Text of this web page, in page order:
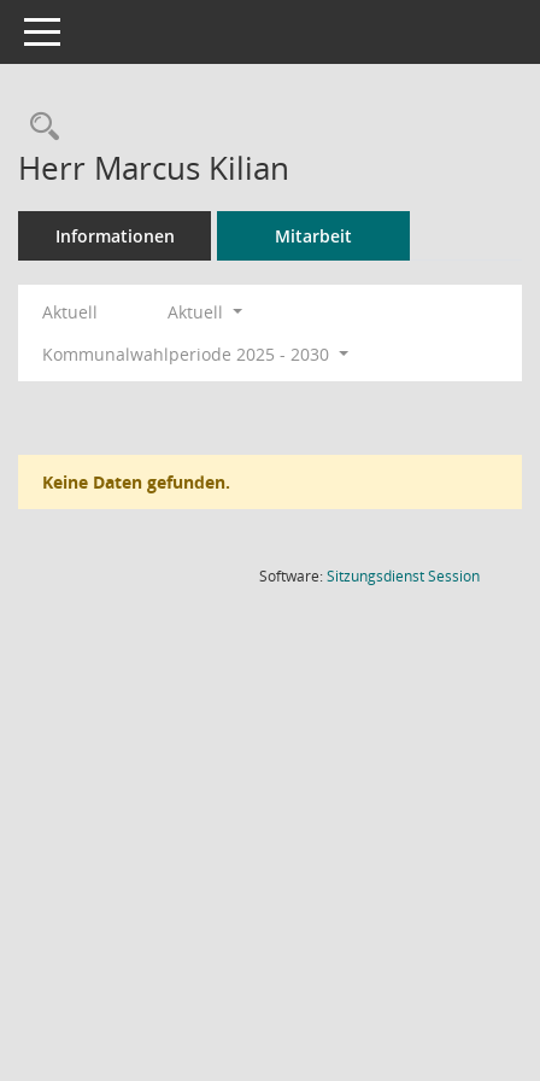
Toggle navigation
Rechercheauswahl
Herr Marcus Kilian
Informationen Mitarbeit
Aktuell
Aktuell
Kommunalwahlperiode 2025 - 2030
Keine Daten gefunden.
Software:SitzungsdienstSession(Wird in